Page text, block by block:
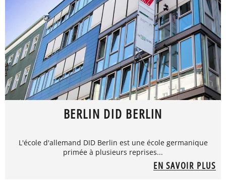
BERLIN DID BERLIN
L'école d'allemand DID Berlin est une école germanique
primée à plusieurs reprises...
EN SAVOIR PLUS